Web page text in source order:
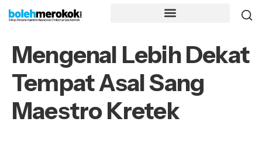
Mengenal Lebih Dekat
Tempat Asal Sang
Maestro Kretek